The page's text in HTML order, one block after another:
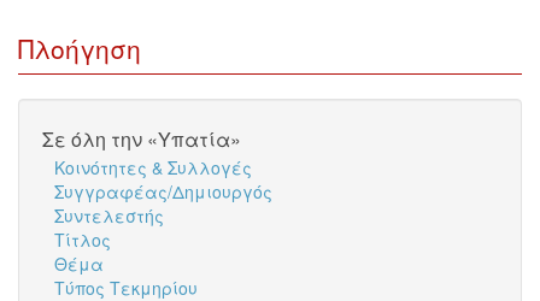
Πλοήγηση
Σε όλη την «Υπατία»
Κοινότητες & Συλλογές
Συγγραφέας/Δημιουργός
Συντελεστής
Τίτλος
Θέμα
Τύπος Τεκμηρίου